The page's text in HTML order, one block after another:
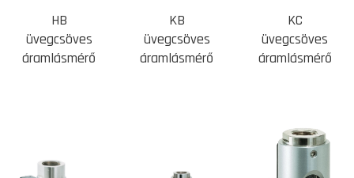
HB
üvegcsöves
áramlásmérő
KB
üvegcsöves
áramlásmérő
KC
üvegcsöves
áramlásmérő